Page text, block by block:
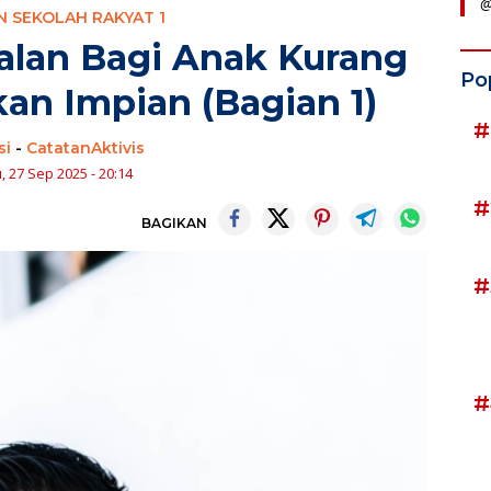
SEKOLAH RAKYAT 1
Bagi Anak Kurang
Impian (Bagian 1)
- CatatanAktivis
27 Sep 2025 - 20:14
BAGIKAN